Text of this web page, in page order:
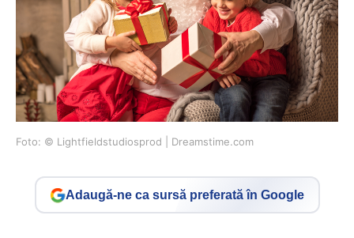
Foto: © Lightfieldstudiosprod | Dreamstime.com
Adaugă-ne ca sursă preferată în Google